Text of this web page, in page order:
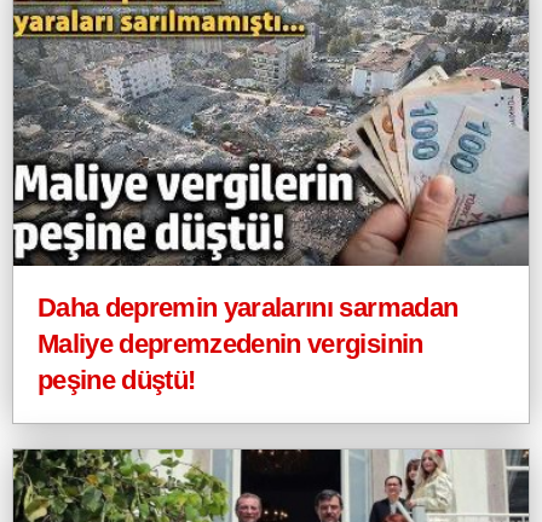
Daha depremin yaralarını sarmadan
Maliye depremzedenin vergisinin
peşine düştü!